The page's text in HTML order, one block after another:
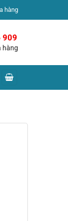
hàng
909
hàng